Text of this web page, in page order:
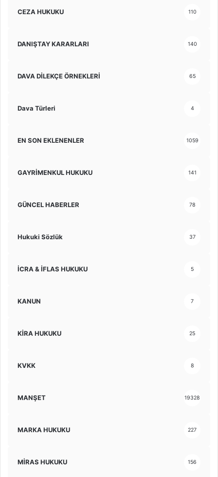
CEZA HUKUKU 110
DANIŞTAY KARARLARI 140
DAVA DİLEKÇE ÖRNEKLERİ 65
Dava Türleri 4
EN SON EKLENENLER 1059
GAYRİMENKUL HUKUKU 141
GÜNCEL HABERLER 78
Hukuki Sözlük 37
İCRA & İFLAS HUKUKU 5
KANUN 7
KİRA HUKUKU 25
KVKK 8
MANŞET 19328
MARKA HUKUKU 227
MİRAS HUKUKU 156